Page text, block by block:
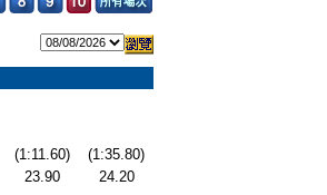
(1:11.60)
(1:35.80)
23.90 24.20